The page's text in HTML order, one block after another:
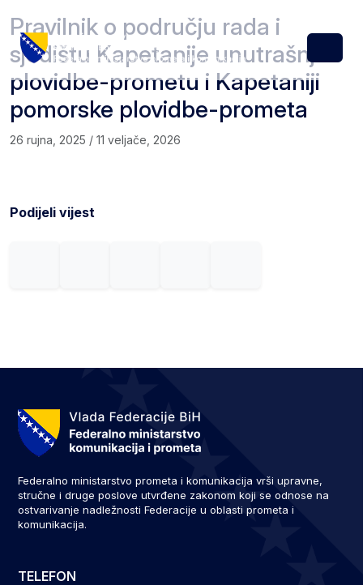
Menu
Pravilnik o području rada i
sjedištu Kapetanije unutrašnje
plovidbe-prometu i Kapetaniji
pomorske plovidbe-prometa
26 rujna, 2025 / 11 veljače, 2026
Podijeli vijest
Federalno ministarstvo prometa i komunikacija vrši upravne,
stručne i druge poslove utvrđene zakonom koji se odnose na
ostvarivanje nadležnosti Federacije u oblasti prometa i
komunikacija.
TELEFON